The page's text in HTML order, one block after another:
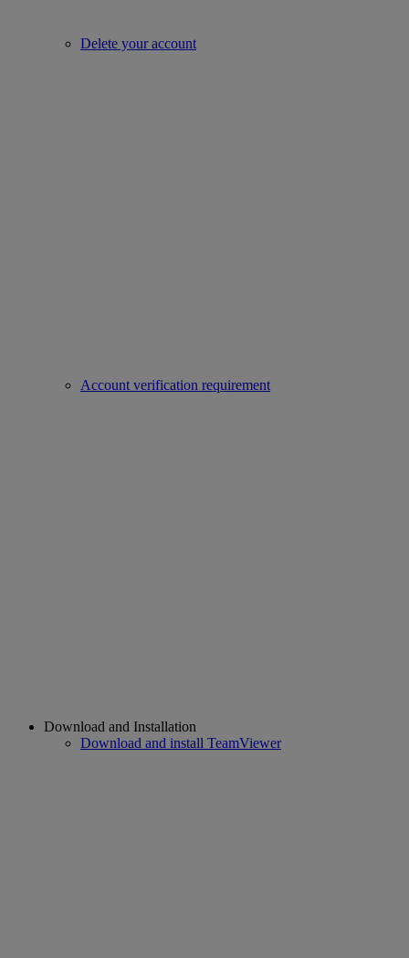
Delete your account
Account verification requirement
Download and Installation
Download and install TeamViewer